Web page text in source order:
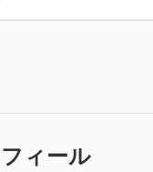
ィール